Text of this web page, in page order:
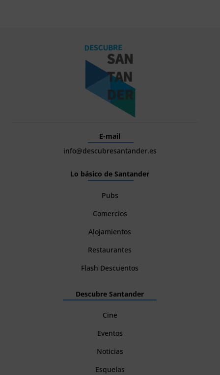
E-mail
info@descubresantander.es
Lo básico de Santander
Pubs
Comercios
Alojamientos
Restaurantes
Flash Descuentos
Descubre Santander
Cine
Eventos
Noticias
Esquelas